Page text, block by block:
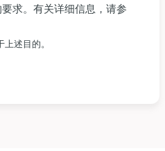
求。有关详细信息，请参
述目的。